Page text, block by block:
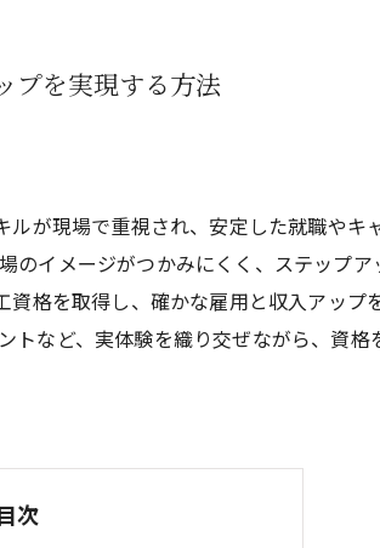
プを実現する方法
が現場で重視され、安定した就職やキ
イメージがつかみにくく、ステップ
格を取得し、確かな雇用と収入アップ
など、実体験を織り交ぜながら、資
次